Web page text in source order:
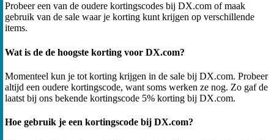
Probeer een van de oudere kortingscodes bij DX.com of maak
gebruik van de sale waar je korting kunt krijgen op verschillende
items.
Wat is de de hoogste korting voor DX.com?
Momenteel kun je tot korting krijgen in de sale bij DX.com. Probeer
altijd een oudere kortingscode, want soms werken ze nog. Zo gaf de
laatst bij ons bekende kortingscode 5% korting bij DX.com.
Hoe gebruik je een kortingscode bij DX.com?